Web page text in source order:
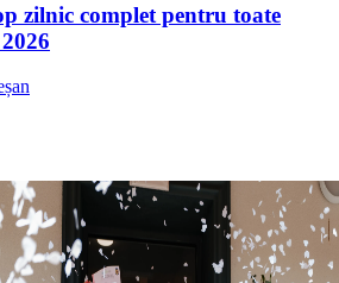
zilnic complet pentru toate